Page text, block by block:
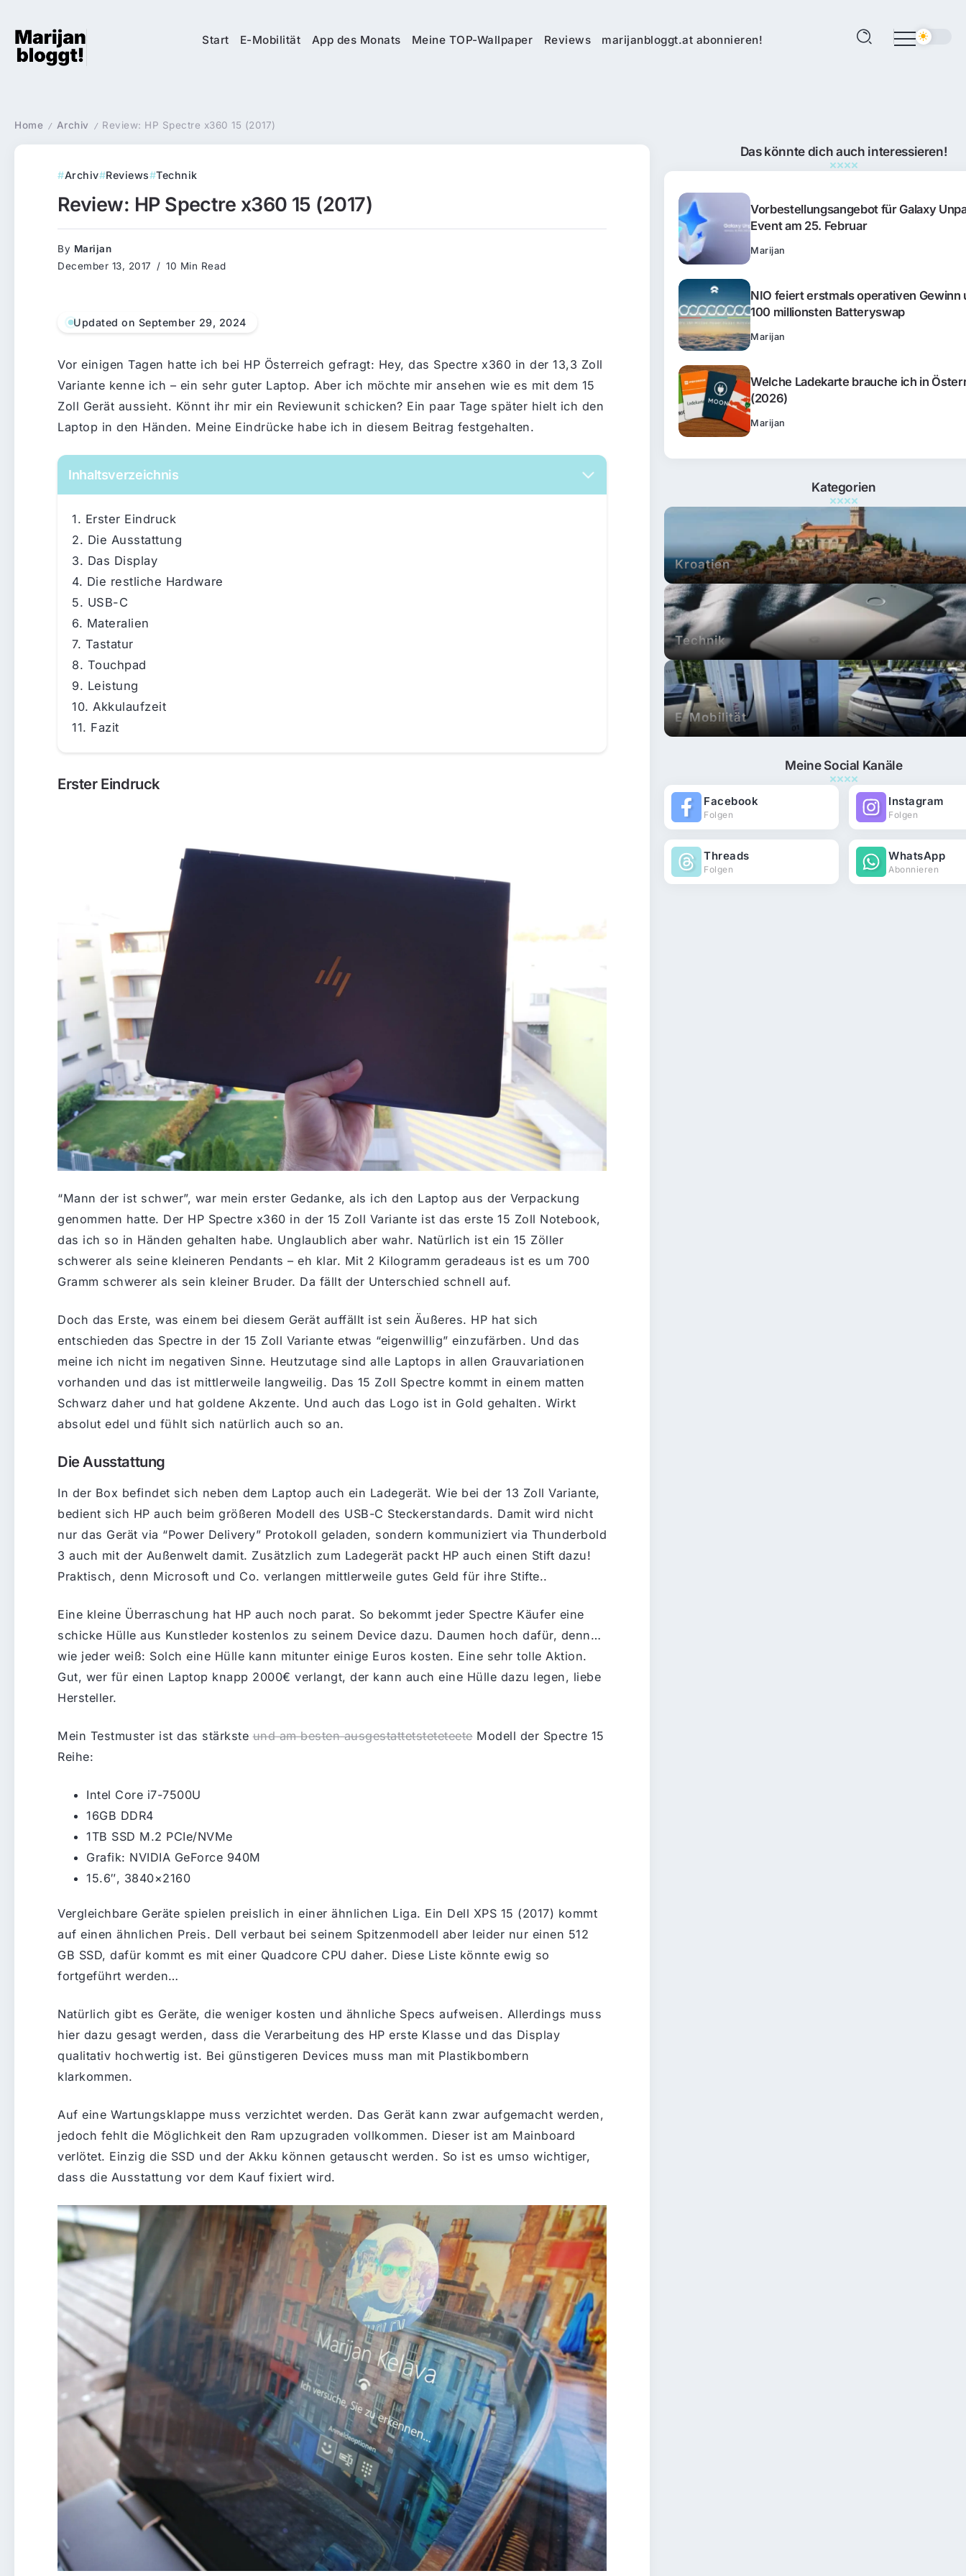
Start E-Mobilität App des Monats Meine TOP-Wallpaper Reviews marijanbloggt.at abonnieren!
Home / Archiv / Review: HP Spectre x360 15 (2017)
Archiv Reviews Technik
Review: HP Spectre x360 15 (2017)
By Marijan
December 13, 2017
10 Min Read
Updated on September 29, 2024
Vor einigen Tagen hatte ich bei HP Österreich gefragt: Hey, das Spectre x360 in der 13,3 Zoll
Variante kenne ich – ein sehr guter Laptop. Aber ich möchte mir ansehen wie es mit dem 15
Zoll Gerät aussieht. Könnt ihr mir ein Reviewunit schicken? Ein paar Tage später hielt ich den
Laptop in den Händen. Meine Eindrücke habe ich in diesem Beitrag festgehalten.
Inhaltsverzeichnis
Erster Eindruck
Die Ausstattung
Das Display
Die restliche Hardware
USB-C
Materalien
Tastatur
Touchpad
Leistung
Akkulaufzeit
Fazit
Erster Eindruck
“Mann der ist schwer”, war mein erster Gedanke, als ich den Laptop aus der Verpackung
genommen hatte. Der HP Spectre x360 in der 15 Zoll Variante ist das erste 15 Zoll Notebook,
das ich so in Händen gehalten habe. Unglaublich aber wahr. Natürlich ist ein 15 Zöller
schwerer als seine kleineren Pendants – eh klar. Mit 2 Kilogramm geradeaus ist es um 700
Gramm schwerer als sein kleiner Bruder. Da fällt der Unterschied schnell auf.
Doch das Erste, was einem bei diesem Gerät auffällt ist sein Äußeres. HP hat sich
entschieden das Spectre in der 15 Zoll Variante etwas “eigenwillig” einzufärben. Und das
meine ich nicht im negativen Sinne. Heutzutage sind alle Laptops in allen Grauvariationen
vorhanden und das ist mittlerweile langweilig. Das 15 Zoll Spectre kommt in einem matten
Schwarz daher und hat goldene Akzente. Und auch das Logo ist in Gold gehalten. Wirkt
absolut edel und fühlt sich natürlich auch so an.
Die Ausstattung
In der Box befindet sich neben dem Laptop auch ein Ladegerät. Wie bei der 13 Zoll Variante,
bedient sich HP auch beim größeren Modell des USB-C Steckerstandards. Damit wird nicht
nur das Gerät via “Power Delivery” Protokoll geladen, sondern kommuniziert via Thunderbold
3 auch mit der Außenwelt damit. Zusätzlich zum Ladegerät packt HP auch einen Stift dazu!
Praktisch, denn Microsoft und Co. verlangen mittlerweile gutes Geld für ihre Stifte..
Eine kleine Überraschung hat HP auch noch parat. So bekommt jeder Spectre Käufer eine
schicke Hülle aus Kunstleder kostenlos zu seinem Device dazu. Daumen hoch dafür, denn…
wie jeder weiß: Solch eine Hülle kann mitunter einige Euros kosten. Eine sehr tolle Aktion.
Gut, wer für einen Laptop knapp 2000€ verlangt, der kann auch eine Hülle dazu legen, liebe
Hersteller.
Mein Testmuster ist das stärksteund am besten ausgestattetsteteteeteModell der Spectre 15
Reihe:
Intel Core i7-7500U
16GB DDR4
1TB SSD M.2 PCIe/NVMe
Grafik: NVIDIA GeForce 940M
15.6″, 3840×2160
Vergleichbare Geräte spielen preislich in einer ähnlichen Liga. Ein Dell XPS 15 (2017) kommt
auf einen ähnlichen Preis. Dell verbaut bei seinem Spitzenmodell aber leider nur einen 512
GB SSD, dafür kommt es mit einer Quadcore CPU daher. Diese Liste könnte ewig so
fortgeführt werden…
Natürlich gibt es Geräte, die weniger kosten und ähnliche Specs aufweisen. Allerdings muss
hier dazu gesagt werden, dass die Verarbeitung des HP erste Klasse und das Display
qualitativ hochwertig ist. Bei günstigeren Devices muss man mit Plastikbombern
klarkommen.
Auf eine Wartungsklappe muss verzichtet werden. Das Gerät kann zwar aufgemacht werden,
jedoch fehlt die Möglichkeit den Ram upzugraden vollkommen. Dieser ist am Mainboard
verlötet. Einzig die SSD und der Akku können getauscht werden. So ist es umso wichtiger,
dass die Ausstattung vor dem Kauf fixiert wird.
Das könnte dich auch interessieren!
Vorbestellungsangebot für Galaxy
Event am 25. Februar
Marijan
NIO feiert erstmals operativen Gewinn
100 millionsten Batteryswap
Marijan
Welche Ladekarte brauche ich in
(2026)
Marijan
Kategorien
Kroatien
Technik
E-Mobilität
Meine Social Kanäle
Facebook
Folgen
Instagram
Folgen
Threads
Folgen
WhatsApp
Abonnieren